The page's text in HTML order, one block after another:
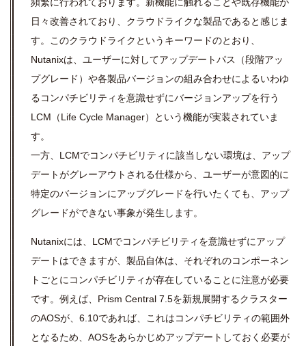
頻繁に行われております。新機能に触れることや既存機能が
日々改善されており、クラウドライクな製品であると感じま
す。このクラウドライクというキーワードのとおり、
Nutanixは、ユーザーに対してアップデートパス（段階アッ
プグレード）や各製品バージョンの組み合わせによるいわゆ
るコンパチビリティを意識せずにバージョンアップを行う
LCM（Life Cycle Manager）という機能が実装されていま
す。
一方、LCMでコンパチビリティに該当しない環境は、アップ
デートがグレーアウトされる仕様から、ユーザーが意図的に
特定のバージョンにアップグレードを行いたくても、アップ
グレードができない事象が発生します。
Nutanixには、LCMでコンパチビリティを意識せずにアップ
デートはできますが、製品自体は、それぞれのコンポーネン
トごとにコンパチビリティが存在していることに注意が必要
です。例えば、Prism Central 7.5を新規展開するクラスター
のAOSが、6.10であれば、これはコンパチビリティの範囲外
となるため、AOSをあらかじめアップデートしておく必要が